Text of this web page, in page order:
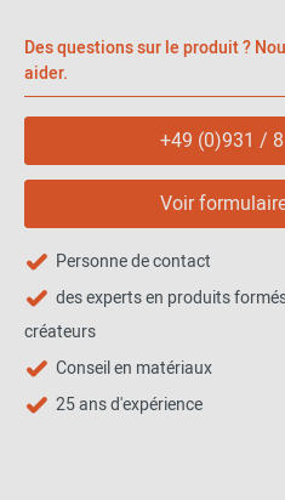
Matériau
une largeur de 24 cm et une
Des questions sur le produit ?
aider.
+49 (0)931 /
Voir
Personne de contact
des experts en produits
créateurs
Conseil en matériaux
25 ans d'expérience